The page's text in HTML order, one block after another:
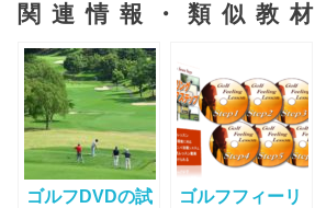
関連情報・類似教材
ゴルフDVDの試
ゴルフフィーリ